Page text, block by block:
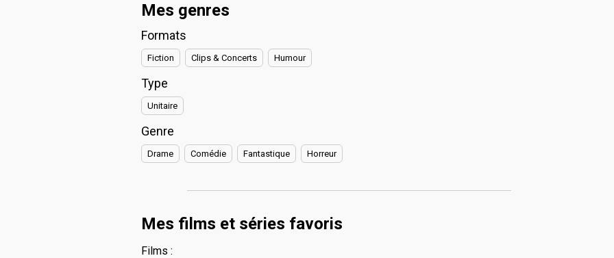
Mes genres
Formats
Fiction Clips & Concerts Humour
Type
Unitaire
Genre
Drame Comédie Fantastique Horreur
Mes films et séries favoris
Films :